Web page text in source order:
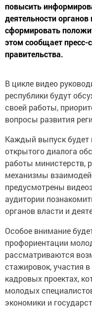
повысить
деятельности органов
сформировать
этом сообщает
правительства.
В цикле видео
республики будут
своей работы,
вопросы развития
Каждый выпуск будет
открытого диалога
работы министерств,
механизмы
предусмотрены
аудитории
органов власти и
Особое внимание
профориентации
рассматриваются
стажировок, участия
кадровых проектах,
молодых
экономики и